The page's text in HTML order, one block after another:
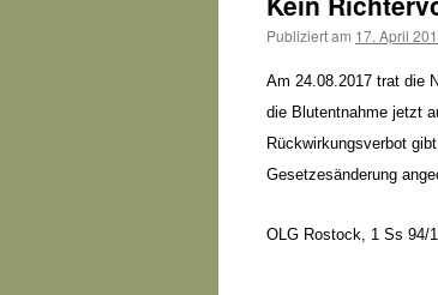
Publiziert am 17. April
Am 24.08.2017 trat die
die Blutentnahme jetzt
Rückwirkungsverbot
Gesetzesänderung
OLG Rostock, 1 Ss 94/